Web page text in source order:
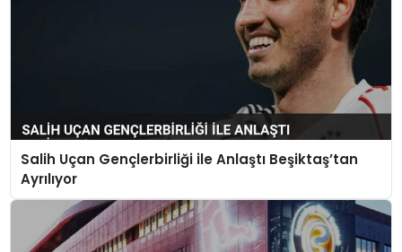
Salih Uçan Gençlerbirliği ile Anlaştı Beşiktaş’tan
Ayrılıyor